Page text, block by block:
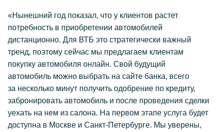
«Нынешний год показал, что у клиентов растет
потребность в приобретении автомобилей
дистанционно. Для ВТБ это стратегически важный
тренд, поэтому сейчас мы предлагаем клиентам
покупку автомобиля онлайн. Свой будущий
автомобиль можно выбрать на сайте банка, всего
за несколько минут получить одобрение по кредиту,
забронировать автомобиль и после проведения сделки
уехать на нем из салона. На первом этапе услуга будет
доступна в Москве и Санкт-Петербурге. Мы уверены,